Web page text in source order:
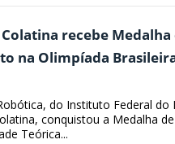
recebe Medalha
na Olimpíada
do Instituto Federal do
conquistou a Medalha
Teórica...